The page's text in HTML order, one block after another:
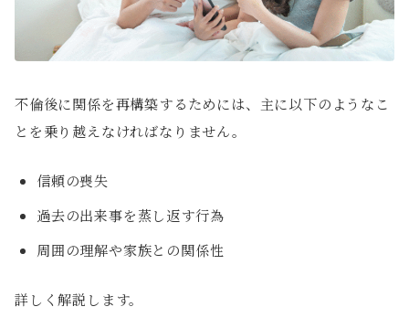
不倫後に関係を再構築するためには、主に以下のようなこ
とを乗り越えなければなりません。
信頼の喪失
過去の出来事を蒸し返す行為
周囲の理解や家族との関係性
詳しく解説します。